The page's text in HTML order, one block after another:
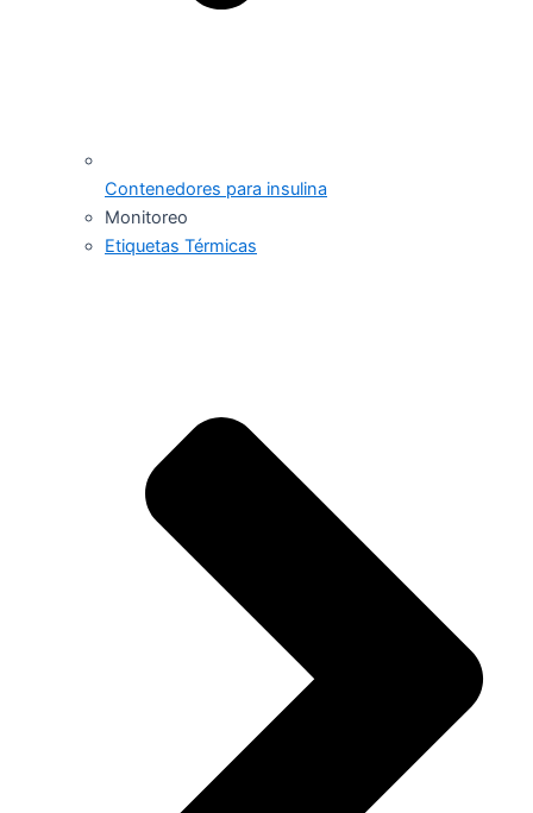
Contenedores para insulina
Monitoreo
Etiquetas Térmicas